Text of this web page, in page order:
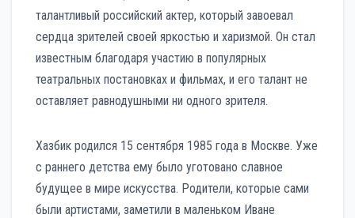
талантливый российский актер, который завоевал
сердца зрителей своей яркостью и харизмой. Он стал
известным благодаря участию в популярных
театральных постановках и фильмах, и его талант не
оставляет равнодушными ни одного зрителя.
Хазбик родился 15 сентября 1985 года в Москве. Уже
с раннего детства ему было уготовано славное
будущее в мире искусства. Родители, которые сами
были артистами, заметили в маленьком Иване